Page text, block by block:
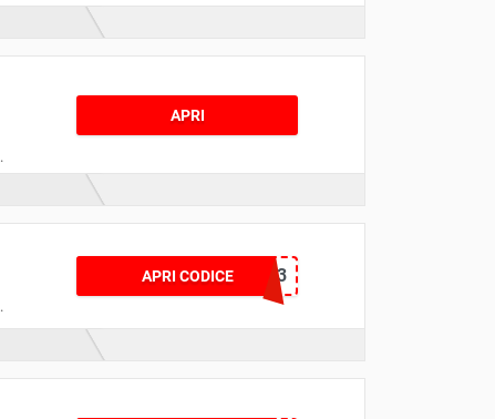
APRI
APRI CODICE
ONEUSECLOCK2023